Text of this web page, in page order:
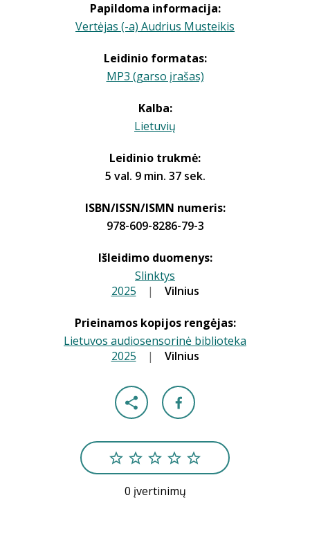
Papildoma informacija:
Vertėjas (-a) Audrius Musteikis
Leidinio formatas:
MP3 (garso įrašas)
Kalba:
Lietuvių
Leidinio trukmė:
5 val. 9 min. 37 sek.
ISBN/ISSN/ISMN numeris:
978-609-8286-79-3
Išleidimo duomenys:
Slinktys
2025 | Vilnius
Prieinamos kopijos rengėjas:
Lietuvos audiosensorinė biblioteka
2025 | Vilnius
0 įvertinimų